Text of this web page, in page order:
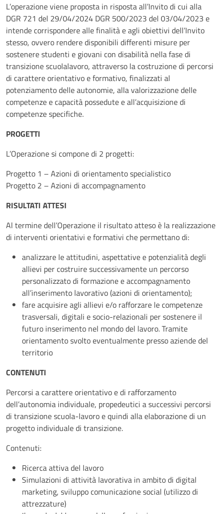
L’operazione viene proposta in risposta all’Invito di cui alla
DGR 721 del 29/04/2024 DGR 500/2023 del 03/04/2023 e
intende corrispondere alle finalità e agli obiettivi dell’Invito
stesso, ovvero rendere disponibili differenti misure per
sostenere studenti e giovani con disabilità nella fase di
transizione scuolalavoro, attraverso la costruzione di percorsi
di carattere orientativo e formativo, finalizzati al
potenziamento delle autonomie, alla valorizzazione delle
competenze e capacità possedute e all’acquisizione di
competenze specifiche.
PROGETTI
L’Operazione si compone di 2 progetti:
Progetto 1 – Azioni di orientamento specialistico
Progetto 2 – Azioni di accompagnamento
RISULTATI ATTESI
Al termine dell’Operazione il risultato atteso è la realizzazione
di interventi orientativi e formativi che permettano di:
analizzare le attitudini, aspettative e potenzialità degli
allievi per costruire successivamente un percorso
personalizzato di formazione e accompagnamento
all’inserimento lavorativo (azioni di orientamento);
fare acquisire agli allievi e/o rafforzare le competenze
trasversali, digitali e socio-relazionali per sostenere il
futuro inserimento nel mondo del lavoro. Tramite
orientamento svolto eventualmente presso aziende del
territorio
CONTENUTI
Percorsi a carattere orientativo e di rafforzamento
dell’autonomia individuale, propedeutici a successivi percorsi
di transizione scuola-lavoro e quindi alla elaborazione di un
progetto individuale di transizione.
Contenuti:
Ricerca attiva del lavoro
Simulazioni di attività lavorativa in ambito di digital
marketing, sviluppo comunicazione social (utilizzo di
attrezzature)